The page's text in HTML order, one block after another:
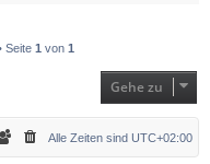
Seite 1 von 1
Gehe zu
Alle Zeiten sind UTC+02:00